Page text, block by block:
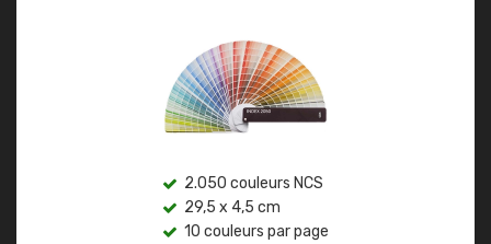
2.050 couleurs NCS
29,5 x 4,5 cm
10 couleurs par page